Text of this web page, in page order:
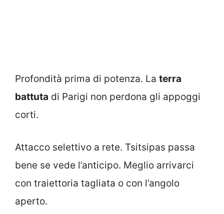
Profondità prima di potenza. La terra
battuta di Parigi non perdona gli appoggi
corti.
Attacco selettivo a rete. Tsitsipas passa
bene se vede l’anticipo. Meglio arrivarci
con traiettoria tagliata o con l’angolo
aperto.